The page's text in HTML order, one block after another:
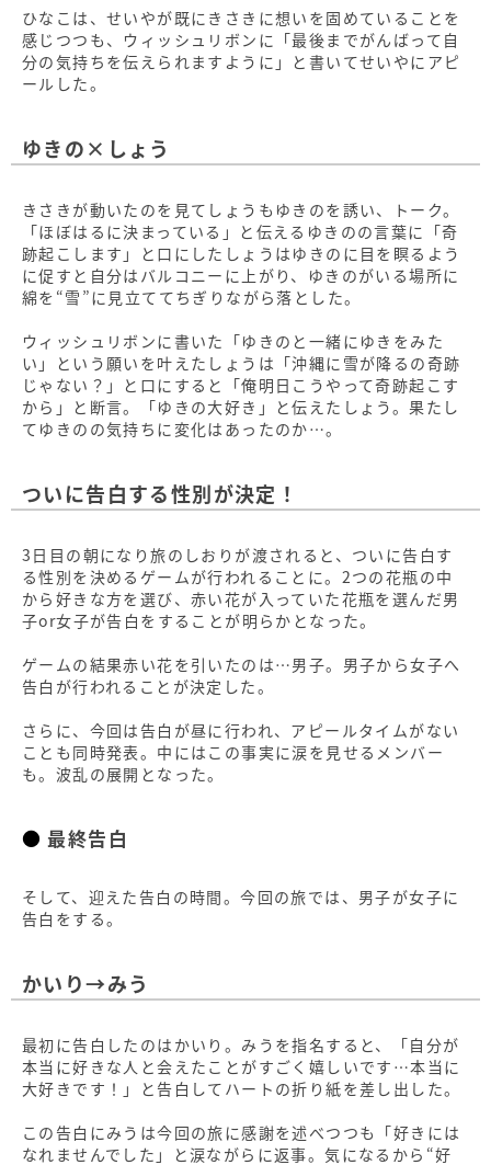
ひなこは、せいやが既にきさきに想いを固めていることを
感じつつも、ウィッシュリボンに「最後までがんばって自
分の気持ちを伝えられますように」と書いてせいやにアピ
ールした。
ゆきの×しょう
きさきが動いたのを見てしょうもゆきのを誘い、トーク。
「ほぼはるに決まっている」と伝えるゆきのの言葉に「奇
跡起こします」と口にしたしょうはゆきのに目を瞑るよう
に促すと自分はバルコニーに上がり、ゆきのがいる場所に
綿を“雪”に見立ててちぎりながら落とした。
ウィッシュリボンに書いた「ゆきのと一緒にゆきをみた
い」という願いを叶えたしょうは「沖縄に雪が降るの奇跡
じゃない？」と口にすると「俺明日こうやって奇跡起こす
から」と断言。「ゆきの大好き」と伝えたしょう。果たし
てゆきのの気持ちに変化はあったのか…。
ついに告白する性別が決定！
3日目の朝になり旅のしおりが渡されると、ついに告白す
る性別を決めるゲームが行われることに。2つの花瓶の中
から好きな方を選び、赤い花が入っていた花瓶を選んだ男
子or女子が告白をすることが明らかとなった。
ゲームの結果赤い花を引いたのは…男子。男子から女子へ
告白が行われることが決定した。
さらに、今回は告白が昼に行われ、アピールタイムがない
ことも同時発表。中にはこの事実に涙を見せるメンバー
も。波乱の展開となった。
最終告白
そして、迎えた告白の時間。今回の旅では、男子が女子に
告白をする。
かいり→みう
最初に告白したのはかいり。みうを指名すると、「自分が
本当に好きな人と会えたことがすごく嬉しいです…本当に
大好きです！」と告白してハートの折り紙を差し出した。
この告白にみうは今回の旅に感謝を述べつつも「好きには
なれませんでした」と涙ながらに返事。気になるから“好